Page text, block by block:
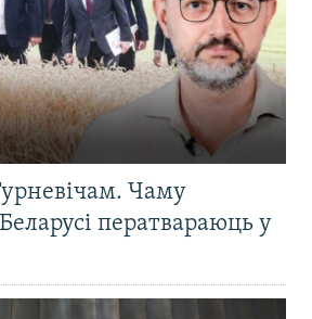
Чаму
ператвараюць у